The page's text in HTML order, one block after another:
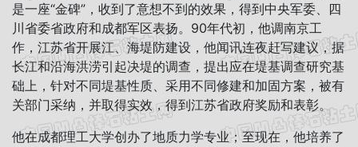
是一座“金碑”，收到了意想不到的效果，得到中央军委、四
川省委省政府和成都军区表扬。90年代初，他调南京工
作，江苏省开展江、海堤防建设，他闻讯连夜赶写建议，据
长江和沿海洪涝引起决堤的调查，提出应在堤基调查研究基
础上，针对不同堤基性质、采用不同修建和加固方案，被有
关部门采纳，并取得实效，得到江苏省政府奖励和表彰。
他在成都理工大学创办了地质力学专业；至现在，他培养了